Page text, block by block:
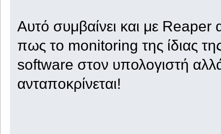
Αυτό συμβαίνει και με
πως το monitoring της ίδιας
software στον υπολογιστή
ανταποκρίνεται!